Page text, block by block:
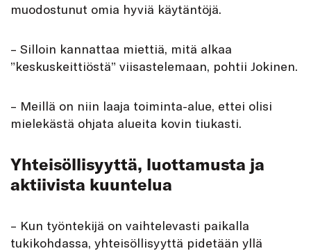
muodostunut omia hyviä käytäntöjä.
– Silloin kannattaa miettiä, mitä alkaa
”keskuskeittiöstä” viisastelemaan, pohtii Jokinen.
– Meillä on niin laaja toiminta-alue, ettei olisi
mielekästä ohjata alueita kovin tiukasti.
Yhteisöllisyyttä, luottamusta ja
aktiivista kuuntelua
– Kun työntekijä on vaihtelevasti paikalla
tukikohdassa, yhteisöllisyyttä pidetään yllä